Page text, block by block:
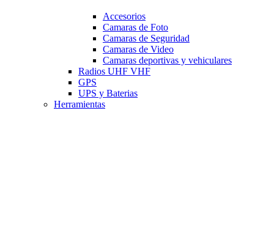
Accesorios
Camaras de Foto
Camaras de Seguridad
Camaras de Video
Camaras deportivas y vehiculares
Radios UHF VHF
GPS
UPS y Baterias
Herramientas